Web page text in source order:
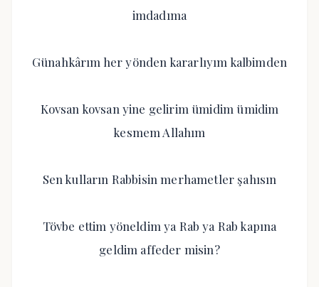
imdadıma
Günahkârım her yönden kararlıyım kalbimden
Kovsan kovsan yine gelirim ümidim ümidim
kesmem Allahım
Sen kulların Rabbisin merhametler şahısın
Tövbe ettim yöneldim ya Rab ya Rab kapına
geldim affeder misin?